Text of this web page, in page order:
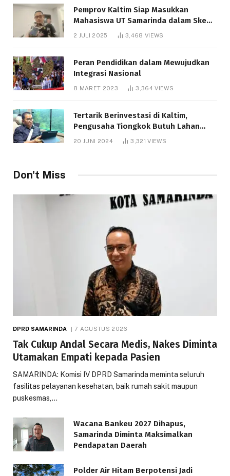
Pemprov Kaltim Siap Masukkan
Mahasiswa UT Samarinda dalam Skema
Bantuan Pendidikan Gratispol
2 JULI 2025 3,468 VIEWS
Peran Pendidikan dalam Mewujudkan
Integrasi Nasional
8 MARET 2023 3,364VIEWS
Tertarik Berinvestasi di Kaltim,
Pengusaha Tiongkok Butuh Lahan
1.000 Hektare
20 JUNI 2024 3,321VIEWS
Don't Miss
DPRD SAMARINDA 7 AGUSTUS 2026
Tak Cukup Andal Secara Medis, Nakes Diminta
Utamakan Empati kepada Pasien
SAMARINDA: Komisi IV DPRD Samarinda meminta seluruh
fasilitas pelayanan kesehatan, baik rumah sakit maupun
puskesmas,…
Wacana Bankeu 2027 Dihapus,
Samarinda Diminta Maksimalkan
Pendapatan Daerah
Polder Air Hitam Berpotensi Jadi